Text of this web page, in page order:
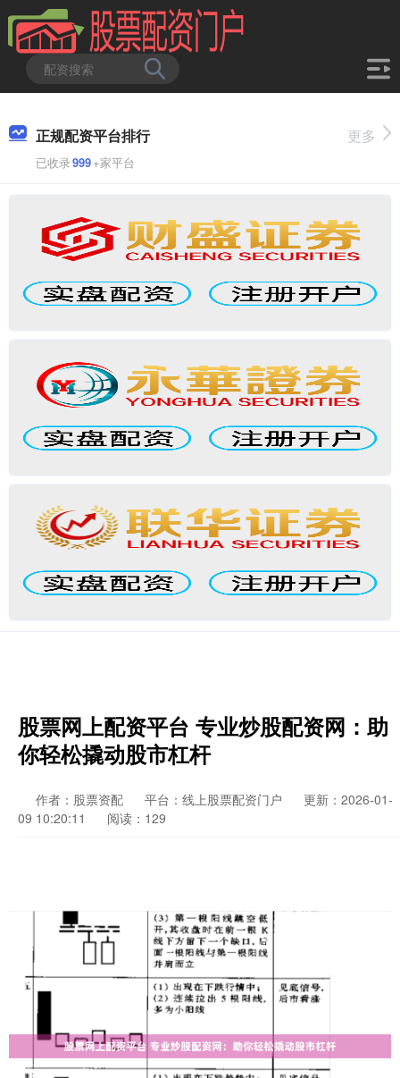
正规配资平台排行
已收录999+家平台
更多
股票网上配资平台 专业炒股配资网：助
你轻松撬动股市杠杆
作者：股票资配 平台：线上股票配资门户
更新：2026-01-
09 10:20:11
阅读：129